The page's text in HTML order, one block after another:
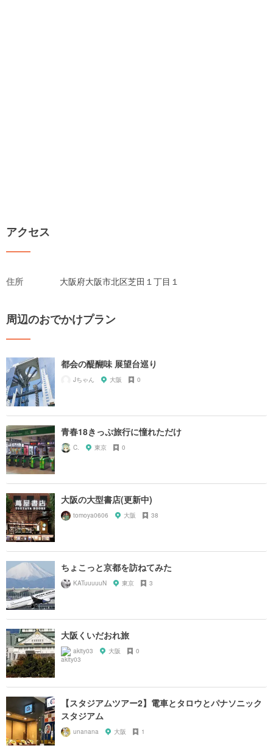
アクセス
住所 大阪府大阪市北区芝田１丁目１
周辺のおでかけプラン
都会の醍醐味 展望台巡り
Jちゃん 大阪 0
青春18きっぷ旅行に憧れただけ
C. 東京 0
大阪の大型書店(更新中)
tomoya0606 大阪 38
ちょこっと京都を訪ねてみた
KATuuuuuN 東京 3
大阪くいだおれ旅
akity03 大阪 0
【スタジアムツアー2】電車とタロウとパナソニック
スタジアム
unanana 大阪 1